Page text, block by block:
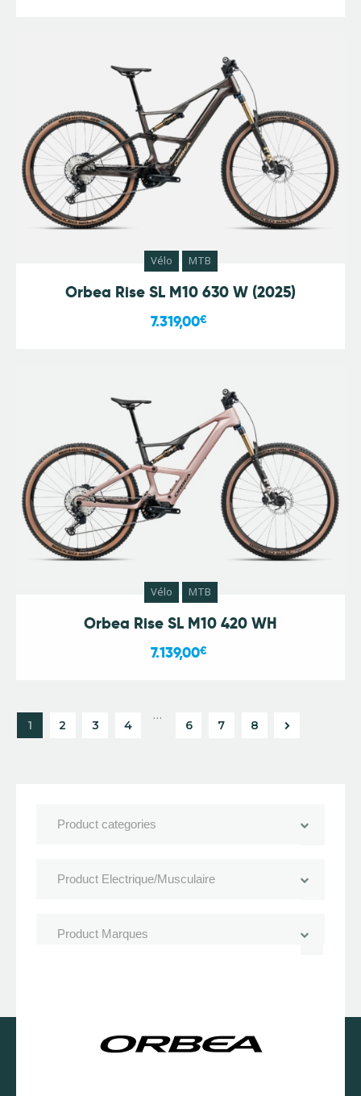
Vélo MTB
Orbea Rise SL M10 630 W (2025)
7.319,00€
Vélo MTB
Orbea Rise SL M10 420 WH
7.139,00€
1 2 3 4
…
6 7 8